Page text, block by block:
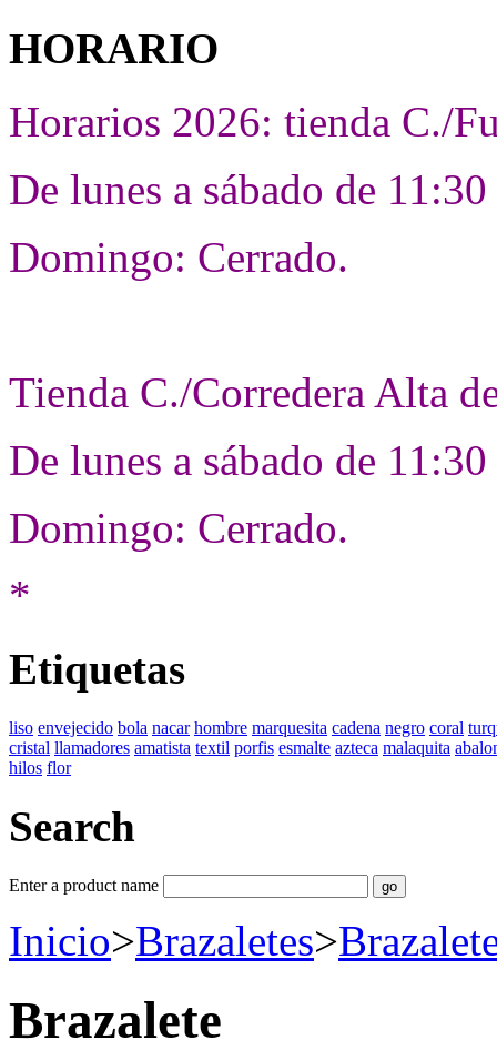
HORARIO
Horarios 2026: tienda C./
De lunes a sábado de
Domingo: Cerrado.
Tienda C./Corredera Alta
De lunes a sábado de
Domingo: Cerrado.
*
Etiquetas
liso envejecido bola nacar hombre marquesita cadena negro coral
cristal llamadores amatista textil porfis esmalte azteca malaquita
hilos flor
Search
Enter a product name
Inicio>Brazaletes>
Brazalete